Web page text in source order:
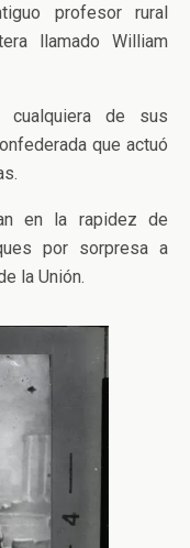
profesor rural
llamado William
cualquiera de sus
que actuó
en la rapidez de
por sorpresa a
la Unión.